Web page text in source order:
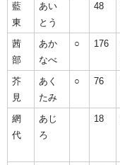
藍
東
あい
とう
48
茜
部
あか
なべ
○ 176
芥
見
あく
たみ
○ 76
網
代
あじ
ろ
18